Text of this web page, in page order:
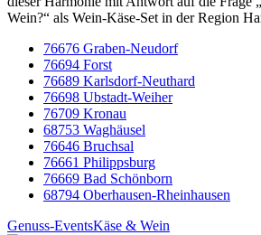
Wein?“ als Wein-Käse-Set in der Region
76676 Graben-Neudorf
76694 Forst
76689 Karlsdorf-Neuthard
76698 Ubstadt-Weiher
76709 Kronau
68753 Waghäusel
76646 Bruchsal
76661 Philippsburg
76669 Bad Schönborn
68794 Oberhausen-Rheinhausen
Genuss-EventsKäse & Wein